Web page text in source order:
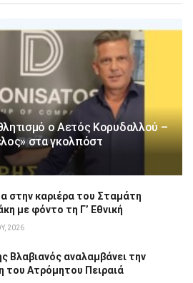
ο Αετός Κορυδαλλού –
στα γκολπόστ
στην καριέρα του Σταμάτη
με φόντο τη Γ’ Εθνική
2026
Βλαβιανός αναλαμβάνει την
του Ατρόμητου Πειραιά